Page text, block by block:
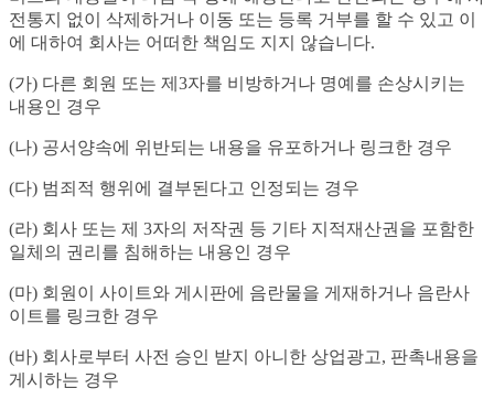
전통지 없이 삭제하거나 이동 또는 등록 거부를 할 수 있고 이
에 대하여 회사는 어떠한 책임도 지지 않습니다.
(가) 다른 회원 또는 제3자를 비방하거나 명예를 손상시키는
내용인 경우
(나) 공서양속에 위반되는 내용을 유포하거나 링크한 경우
(다) 범죄적 행위에 결부된다고 인정되는 경우
(라) 회사 또는 제 3자의 저작권 등 기타 지적재산권을 포함한
일체의 권리를 침해하는 내용인 경우
(마) 회원이 사이트와 게시판에 음란물을 게재하거나 음란사
이트를 링크한 경우
(바) 회사로부터 사전 승인 받지 아니한 상업광고, 판촉내용을
게시하는 경우